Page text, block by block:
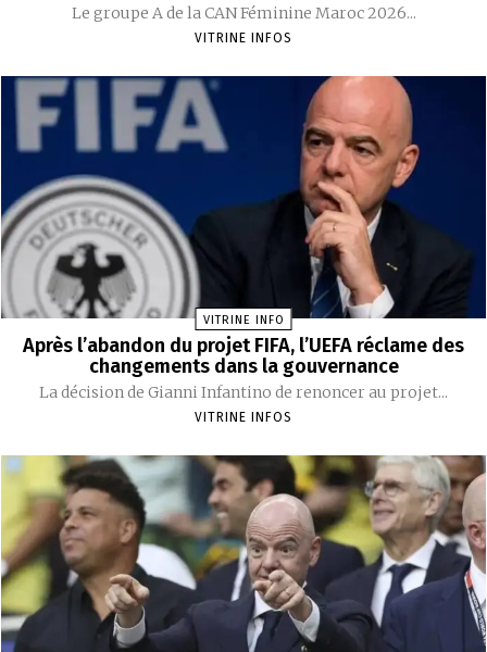
Le groupe A de la CAN Féminine Maroc 2026...
VITRINE INFOS
VITRINE INFO
Après l’abandon du projet FIFA, l’UEFA réclame des
changements dans la gouvernance
La décision de Gianni Infantino de renoncer au projet...
VITRINE INFOS